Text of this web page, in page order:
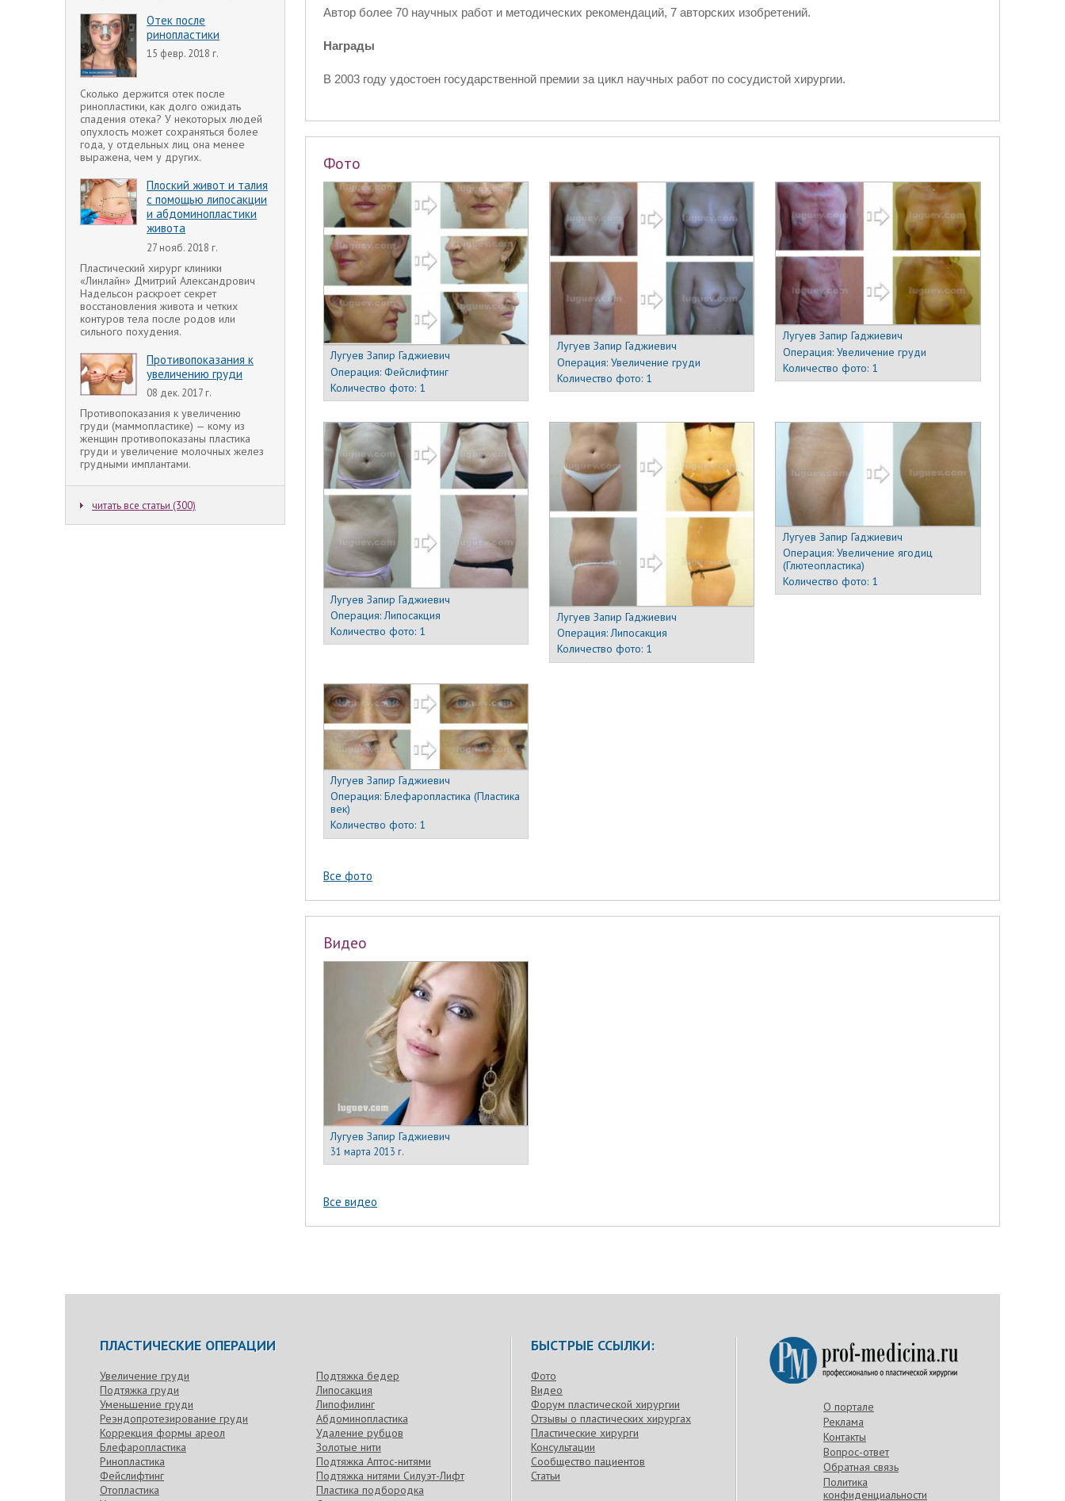
Отек после
ринопластики
15 февр. 2018 г.
Сколько держится отек после
ринопластики, как долго ожидать
спадения отека? У некоторых людей
опухлость может сохраняться более
года, у отдельных лиц она менее
выражена, чем у других.
Плоский живот и талия
с помощью липосакции
и абдоминопластики
живота
27 нояб. 2018 г.
Пластический хирург клиники
«Линлайн» Дмитрий Александрович
Надельсон раскроет секрет
восстановления живота и четких
контуров тела после родов или
сильного похудения.
Противопоказания к
увеличению груди
08 дек. 2017 г.
Противопоказания к увеличению
груди (маммопластике) — кому из
женщин противопоказаны пластика
груди и увеличение молочных желез
грудными имплантами.
читать все статьи (300)
Автор более 70 научных работ и методических рекомендаций, 7 авторских изобретений.
Награды
В 2003 году удостоен государственной премии за цикл научных работ по сосудистой хирургии.
Фото
Лугуев Запир Гаджиевич
Операция:Фейслифтинг
Количество фото: 1
Лугуев Запир Гаджиевич
Операция: Увеличение груди
Количество фото: 1
Лугуев Запир Гаджиевич
Операция: Увеличение груди
Количество фото: 1
Лугуев Запир Гаджиевич
Операция:Липосакция
Количество фото: 1
Лугуев Запир Гаджиевич
Операция:Липосакция
Количество фото: 1
Лугуев Запир Гаджиевич
Операция: Увеличение ягодиц
(Глютеопластика)
Количество фото: 1
Лугуев Запир Гаджиевич
Операция:Блефаропластика (Пластика
век)
Количество фото: 1
Все фото
Видео
Лугуев Запир Гаджиевич
31 марта 2013 г.
Все видео
ПЛАСТИЧЕСКИЕ ОПЕРАЦИИ
Увеличение груди
Подтяжка груди
Уменьшение груди
Реэндопротезирование груди
Коррекция формы ареол
Блефаропластика
Ринопластика
Фейслифтинг
Отопластика
Подтяжка бедер
Липосакция
Липофилинг
Абдоминопластика
Удаление рубцов
Золотые нити
Подтяжка Аптос-нитями
Подтяжка нитями Силуэт-Лифт
Пластика подбородка
БЫСТРЫЕ ССЫЛКИ:
Фото
Видео
Форум пластической хирургии
Отзывы о пластических хирургах
Пластические хирурги
Консультации
Сообщество пациентов
Статьи
О портале
Реклама
Контакты
Вопрос-ответ
Обратная связь
Политика
конфиденциальности